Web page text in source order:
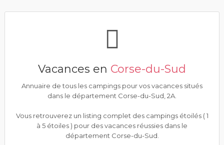
Vacances en Corse-du-Sud
Annuaire de tous les campings pour vos vacances situés
dans le département Corse-du-Sud, 2A.
Vous retrouverez un listing complet des campings étoilés ( 1
à 5 étoiles ) pour des vacances réussies dans le
département Corse-du-Sud.